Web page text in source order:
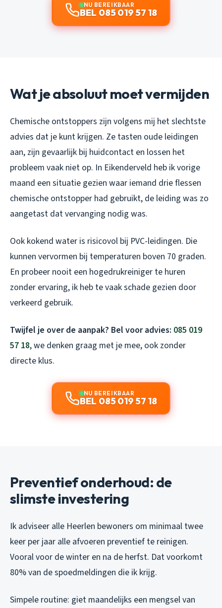
NU BEREIKBAAR
BEL 085 019 57 18
Wat je absoluut moet vermijden
Chemische ontstoppers zijn volgens mij het slechtste
advies dat je kunt krijgen. Ze tasten oude leidingen
aan, zijn gevaarlijk bij huidcontact en lossen het
probleem vaak niet op. In Eikenderveld heb ik vorige
maand een situatie gezien waar iemand drie flessen
chemische ontstopper had gebruikt, de leiding was zo
aangetast dat vervanging nodig was.
Ook kokend water is risicovol bij PVC-leidingen. Die
kunnen vervormen bij temperaturen boven 70 graden.
En probeer nooit een hogedrukreiniger te huren
zonder ervaring, ik heb te vaak schade gezien door
verkeerd gebruik.
Twijfel je over de aanpak? Bel voor advies: 085 019
57 18, we denken graag met je mee, ook zonder
directe klus.
NU BEREIKBAAR
BEL 085 019 57 18
Preventief onderhoud: de
slimste investering
Ik adviseer alle Heerlen bewoners om minimaal twee
keer per jaar alle afvoeren preventief te reinigen.
Vooral voor de winter en na de herfst. Dat voorkomt
80% van de spoedmeldingen die ik krijg.
Simpele routine: giet maandelijks een mengsel van